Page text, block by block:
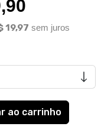
19,97 sem juros